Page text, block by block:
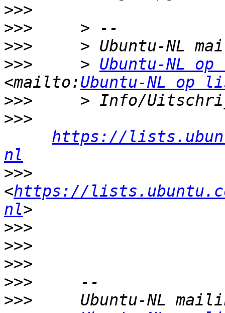
>>>
>>>
>>>
>>>
     >
Ubuntu-NL
<mailto:Ubuntu-NL op
>>>
>>>
https://
nl
>>>
<https://
nl
>>>
>>>
>>>
>>>
>>>